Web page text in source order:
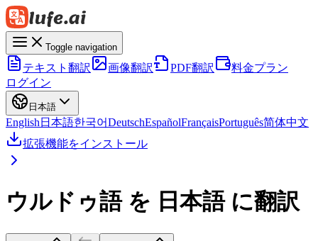
Toggle navigation
テキスト翻訳 画像翻訳 PDF翻訳
料金プラン
ログイン
日本語
English 日本語한국어DeutschEspañolFrançaisPortuguês简体中文
拡張機能をインストール
ウルドゥ語 を 日本語 に翻訳